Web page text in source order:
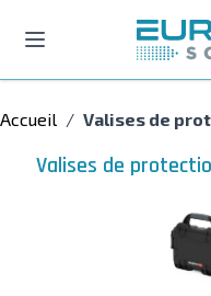
Accueil / Valises de
Valises de